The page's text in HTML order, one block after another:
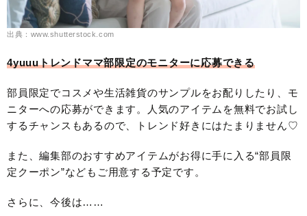
出典：www.shutterstock.com
4yuuuトレンドママ部限定のモニターに応募できる
部員限定でコスメや生活雑貨のサンプルをお配りしたり、モ
ニターへの応募ができます。人気のアイテムを無料でお試し
するチャンスもあるので、トレンド好きにはたまりません♡
また、編集部のおすすめアイテムがお得に手に入る“部員限
定クーポン”などもご用意する予定です。
さらに、今後は……